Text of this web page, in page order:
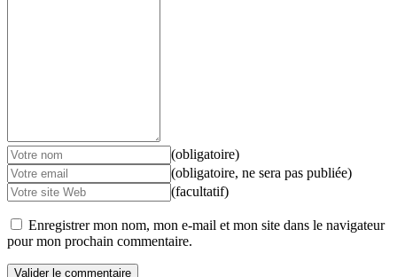
(obligatoire)
(obligatoire, ne sera pas publiée)
(facultatif)
Enregistrer mon nom, mon e-mail et mon site dans le navigateur
pour mon prochain commentaire.